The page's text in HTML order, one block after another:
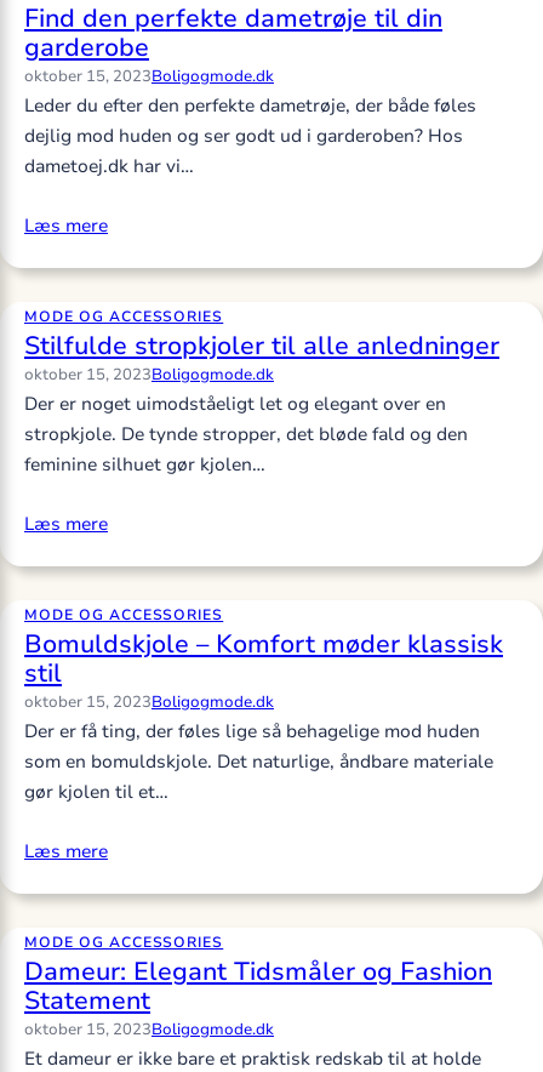
Find den perfekte dametrøje til din
garderobe
oktober 15, 2023Boligogmode.dk
Leder du efter den perfekte dametrøje, der både føles
dejlig mod huden og ser godt ud i garderoben? Hos
dametoej.dk har vi…
Læs mere
MODE OG ACCESSORIES
Stilfulde stropkjoler til alle anledninger
oktober 15, 2023Boligogmode.dk
Der er noget uimodståeligt let og elegant over en
stropkjole. De tynde stropper, det bløde fald og den
feminine silhuet gør kjolen…
Læs mere
MODE OG ACCESSORIES
Bomuldskjole – Komfort møder klassisk
stil
oktober 15, 2023Boligogmode.dk
Der er få ting, der føles lige så behagelige mod huden
som en bomuldskjole. Det naturlige, åndbare materiale
gør kjolen til et…
Læs mere
MODE OG ACCESSORIES
Dameur: Elegant Tidsmåler og Fashion
Statement
oktober 15, 2023Boligogmode.dk
Et dameur er ikke bare et praktisk redskab til at holde